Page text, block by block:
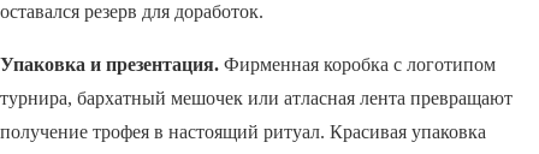
оставался резерв для доработок.
Упаковка и презентация. Фирменная коробка с логотипом
турнира, бархатный мешочек или атласная лента превращают
получение трофея в настоящий ритуал. Красивая упаковка